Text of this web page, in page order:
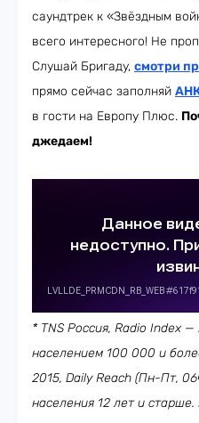
саундтрек к «Звёздным
всего интересного! Не
Слушай Бригаду, смотри
прямо сейчас заполняй
в гости на Европу Плюс.
джедаем!
* TNS Россия, Radio Index —
населением 100 000 и
2015, Daily Reach (Пн-Пт,
населения 12 лет и